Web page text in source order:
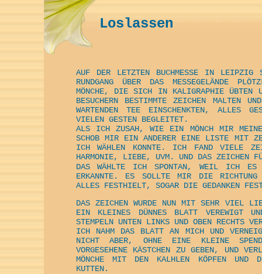
Loslassen
AUF DER LETZTEN BUCHMESSE IN
RUNDGANG ÜBER DAS MESSEGELÄNDE
MÖNCHE, DIE SICH IN KALIGRAPHIE ÜBTEN
BESUCHERN BESTIMMTE ZEICHEN MALTEN
WARTENDEN TEE EINSCHENKTEN, ALLES
VIELEN GESTEN BEGLEITET.
ALS ICH ZUSAH, WIE EIN MÖNCH MIR
SCHOB MIR EIN ANDERER EINE LISTE MIT
ICH WÄHLEN KONNTE. ICH FAND VIELE
HARMONIE, LIEBE, UVM. UND DAS ZEICHEN
DAS WÄHLTE ICH SPONTAN, WEIL ICH ES
ERKANNTE. ES SOLLTE MIR DIE
ALLES FESTHIELT, SOGAR DIE GEDANKEN
DAS ZEICHEN WURDE NUN MIT SEHR VIEL
EIN KLEINES DÜNNES BLATT VEREWIGT
STEMPELN UNTEN LINKS UND OBEN RECHTS
ICH NAHM DAS BLATT AN MICH UND
NICHT ABER, OHNE EINE KLEINE
VORGESEHENE KÄSTCHEN ZU GEBEN, UND
MÖNCHE MIT DEN KALHLEN KÖPFEN UND
KUTTEN.